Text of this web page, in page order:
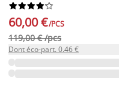






60,00 €/PCS
119,00 € /pcs
Dont éco-part. 0.46 €